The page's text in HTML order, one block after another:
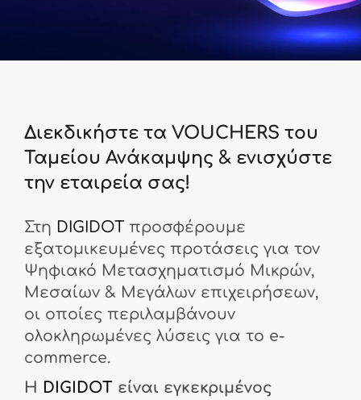
Διεκδικήστε τα VOUCHERS του
Ταμείου Ανάκαμψης & ενισχύστε
την εταιρεία σας!
Στη DIGIDOT προσφέρουμε
εξατομικευμένες προτάσεις για τον
Ψηφιακό Μετασχηματισμό Μικρών,
Μεσαίων & Μεγάλων επιχειρήσεων,
οι οποίες περιλαμβάνουν
ολοκληρωμένες λύσεις για το e-
commerce.
Η
DIGIDOT είναι εγκεκριμένος